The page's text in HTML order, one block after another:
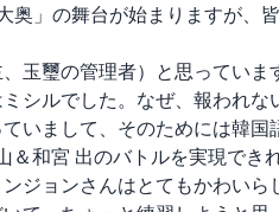
奥」の舞台が始まりますが、
玉璽の管理者）と思ってい
シルでした。なぜ、報われな
いまして、そのためには韓国
＆和宮 出のバトルを実現でき
ジョンさんはとてもかわい